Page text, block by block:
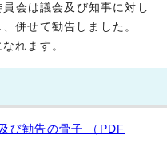
会は議会及び知事に対し
併せて勧告しました。
れます。
び勧告の骨子 （PDF